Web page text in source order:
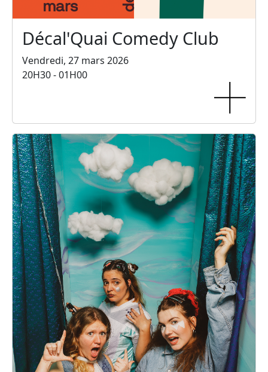
Décal'Quai Comedy Club
Vendredi, 27 mars 2026
20H30 - 01H00